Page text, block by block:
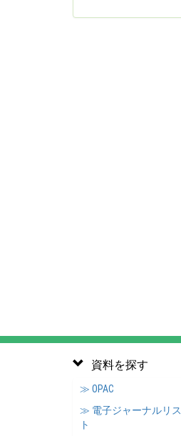
資料を探す
≫ OPAC
≫ 電子ジャーナルリス
ト